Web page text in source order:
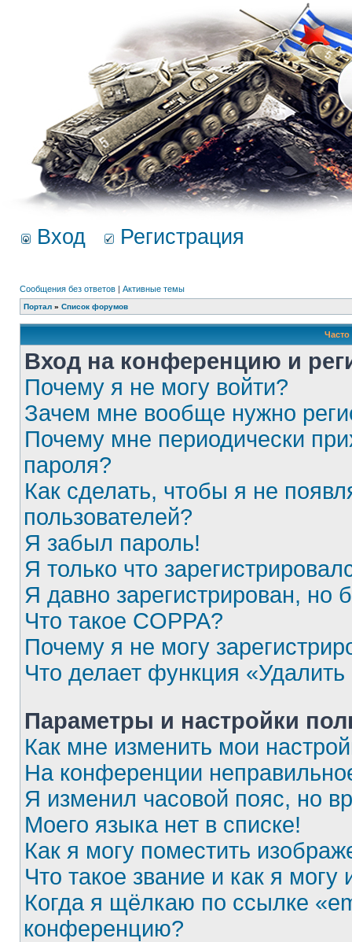
Вход Регистрация
Сообщения без ответов | Активные темы
Портал » Список форумов
Вход на конференцию и
Почему я не могу войти?
Зачем мне вообще нужно
Почему мне периодически
пароля?
Как сделать, чтобы я не
пользователей?
Я забыл пароль!
Я только что
Я давно зарегистрирован, но
Что такое COPPA?
Почему я не могу
Что делает функция
Параметры и настройки
Как мне изменить мои
На конференции
Я изменил часовой пояс, но
Моего языка нет в списке!
Как я могу поместить
Что такое звание и как я могу
Когда я щёлкаю по ссылке
конференцию?